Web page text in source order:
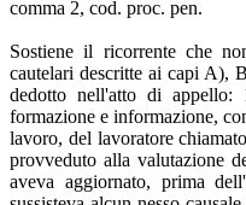
comma 2, cod. proc. pen.
Sostiene il ricorrente che
cautelari descritte ai capi A),
dedotto nell'atto di appello:
formazione e informazione,
lavoro, del lavoratore
provveduto alla valutazione
aveva aggiornato, prima